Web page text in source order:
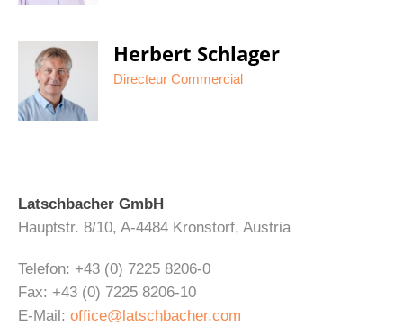
Herbert Schlager
Directeur Commercial
Latschbacher GmbH
Hauptstr. 8/10, A-4484 Kronstorf, Austria
Telefon: +43 (0) 7225 8206-0
Fax: +43 (0) 7225 8206-10
E-Mail: office@latschbacher.com